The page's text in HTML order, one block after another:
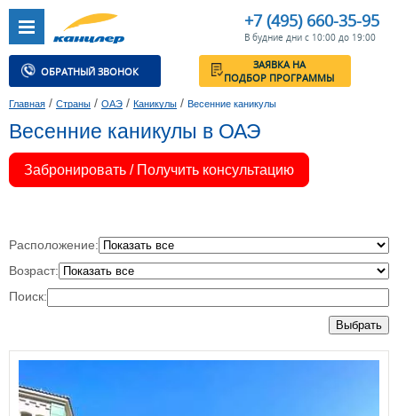
+7 (495) 660-35-95
В будние дни с 10:00 до 19:00
ОБРАТНЫЙ ЗВОНОК
ЗАЯВКА НА
ПОДБОР ПРОГРАММЫ
Главная / Страны / ОАЭ / Каникулы / Весенние каникулы
Весенние каникулы в ОАЭ
Забронировать / Получить консультацию
Расположение:
Возраст:
Поиск:
Выбрать